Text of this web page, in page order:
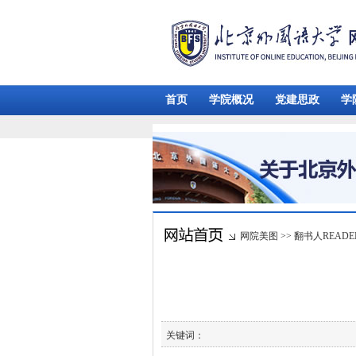
首页 学院概况 党建思政 学
网院美图 >> 翻书人
关键词：